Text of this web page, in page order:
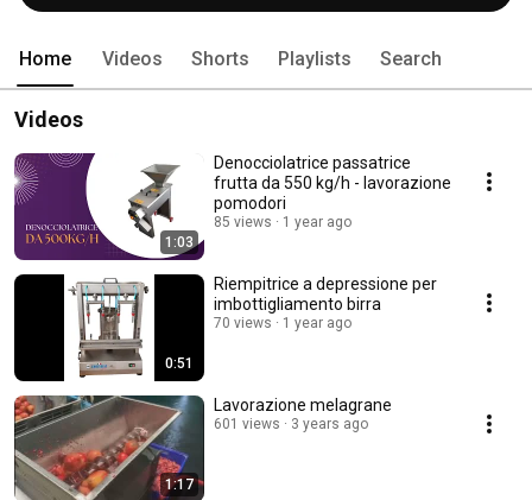
Home Videos Shorts Playlists Search
Videos
1:03
Denocciolatrice passatrice
frutta da 550 kg/h - lavorazione
pomodori
85 views 1 year ago
0:51
Riempitrice a depressione per
imbottigliamento birra
70 views 1 year ago
1:17
Lavorazione melagrane
601 views 3 years ago